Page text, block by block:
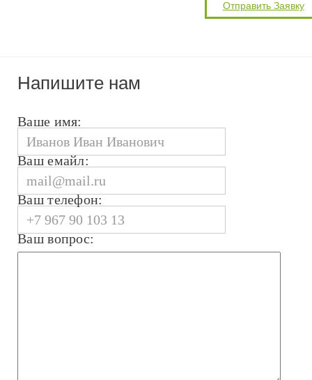
Напишите нам
Ваше имя:
Ваш емайл:
Ваш телефон:
Ваш вопрос: